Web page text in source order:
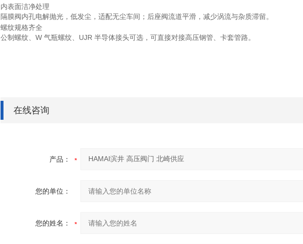
内表面洁净处理
隔膜阀内孔电解抛光，低发尘，适配无尘车间；后座阀流道平滑，减少涡流与杂质滞留。
螺纹规格齐全
公制螺纹、W 气瓶螺纹、UJR 半导体接头可选，可直接对接高压钢管、卡套管路。
在线咨询
产品：
您的单位：
您的姓名：